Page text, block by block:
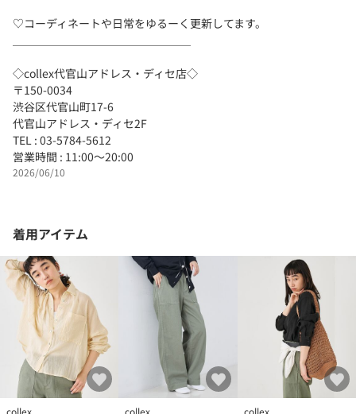
♡コーディネートや日常をゆるーく更新してます。
◇collex代官山アドレス・ディセ店◇
〒150-0034
渋谷区代官山町17-6
代官山アドレス・ディセ2F
TEL : 03-5784-5612
営業時間 : 11:00～20:00
2026/06/10
着用アイテム